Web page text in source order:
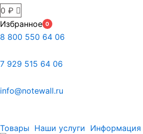
0 ₽
Избранное 0
8 800 550 64 06
7 929 515 64 06
info@notewall.ru
Товары Наши услуги Информация